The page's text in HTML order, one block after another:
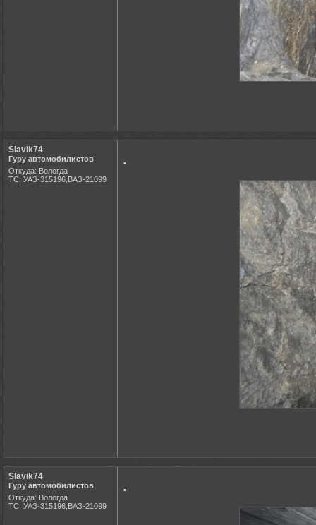
Slavik74
Гуру автомобилистов
Откуда: Вологда
ТС: УАЗ-315196,ВАЗ-21099
.
Slavik74
Гуру автомобилистов
Откуда: Вологда
ТС: УАЗ-315196,ВАЗ-21099
.